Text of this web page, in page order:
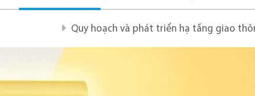
hoạch và phát triển hạ tầng giao thông tĩnh xanh